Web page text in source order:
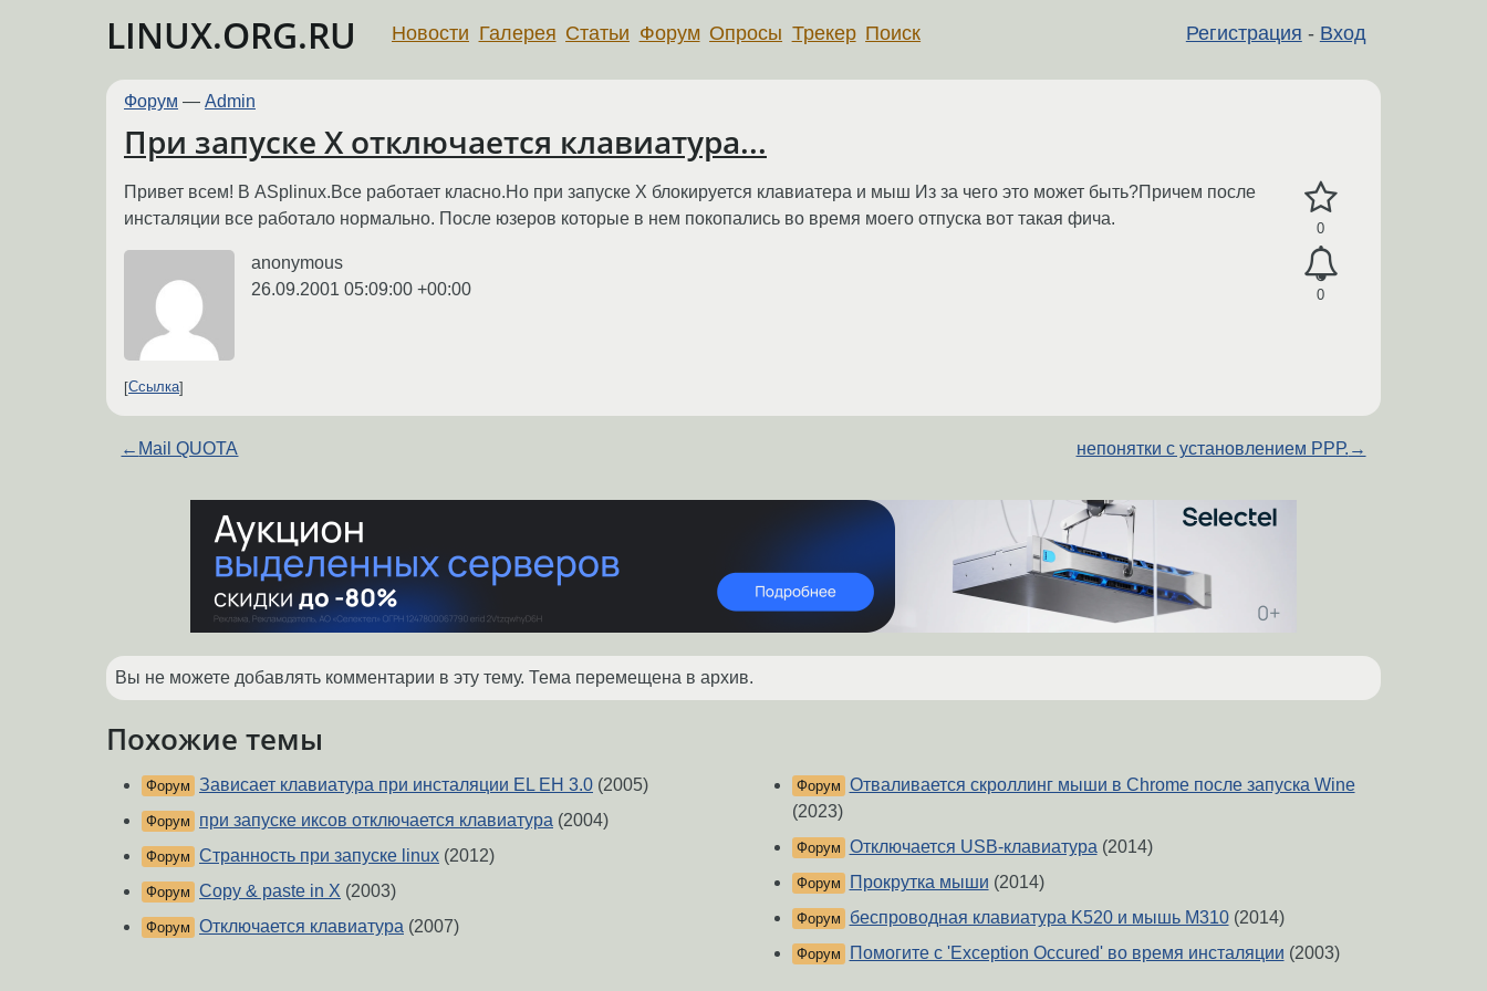
LINUX.ORG.RU Регистрация - Вход
Новости Галерея Статьи Форум Опросы Трекер Поиск
Форум — Admin
При запуске Х отключается клавиатура...
0
0
Привет всем! В ASplinux.Все работает класно.Но при запуске Х блокируется клавиатера и мыш Из за чего это может быть?Причем после
инсталяции все работало нормально. После юзеров которые в нем покопались во время моего отпуска вот такая фича.
anonymous
26.09.2001 05:09:00 +00:00
Ссылка
← Mail QUOTA непонятки с установлением РРР. →
Вы не можете добавлять комментарии в эту тему. Тема перемещена в архив.
Похожие темы
Форум Зависает клавиатура при инсталяции EL EH 3.0 (2005)
Форум при запуске иксов отключается клавиатура (2004)
Форум Странность при запуске linux (2012)
Форум Copy & paste in X (2003)
Форум Отключается клавиатура (2007)
Форум Отваливается скроллинг мыши в Chrome после запуска Wine
(2023)
Форум Отключается USB-клавиатура(2014)
Форум Прокрутка мыши (2014)
Форум беспроводная клавиатура K520 и мышь M310(2014)
Форум Помогите с 'Exception Occured' во время инсталяции (2003)